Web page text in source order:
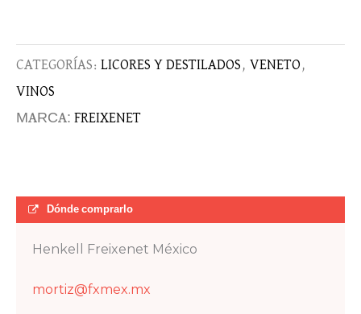
CATEGORÍAS: LICORES Y DESTILADOS , VENETO ,
VINOS
MARCA: FREIXENET
Dónde comprarlo
Henkell Freixenet México
mortiz@fxmex.mx